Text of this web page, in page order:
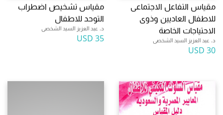
مقياس التفاعل الاجتماعى
للاطفال العاديين وذوى
الاحتياجات الخاصة
د. عبد العزيز السيد الشخصى
30 USD
مقياس تشخيص اضطراب
التوحد للاطفال
د. عبد العزيز السيد الشخصى
35 USD